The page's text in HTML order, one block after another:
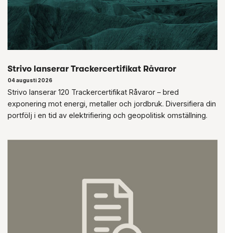
Strivo lanserar Trackercertifikat Råvaror
04 augusti 2026
Strivo lanserar 120 Trackercertifikat Råvaror – bred
exponering mot energi, metaller och jordbruk. Diversifiera din
portfölj i en tid av elektrifiering och geopolitisk omställning.